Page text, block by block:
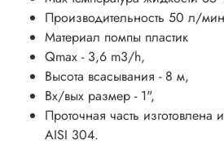
Производительность 50 л/мин
Материал помпы пластик
Qmax - 3,6 m3/h,
Высота всасывания - 8 м,
Вх/вых размер - 1",
Проточная часть
AISI 304.